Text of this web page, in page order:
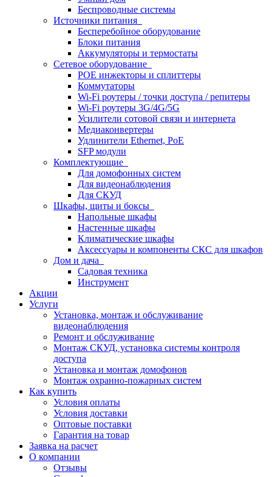
Беспроводные системы
Источники питания
Бесперебойное оборудование
Блоки питания
Аккумуляторы и термостаты
Сетевое оборудование
POE инжекторы и сплиттеры
Коммутаторы
Wi-Fi роутеры / точки доступа / репитеры
Wi-Fi роутеры 3G/4G/5G
Усилители сотовой связи и интернета
Медиаконвертеры
Удлинители Ethernet, PoE
SFP модули
Комплектующие
Для домофонных систем
Для видеонаблюдения
Для СКУД
Шкафы, щиты и боксы
Напольные шкафы
Настенные шкафы
Климатические шкафы
Аксессуары и компоненты СКС для шкафов
Дом и дача
Садовая техника
Инструмент
Акции
Услуги
Установка, монтаж и обслуживание
видеонаблюдения
Ремонт и обслуживание
Монтаж СКУД, установка системы контроля
доступа
Установка и монтаж домофонов
Монтаж охранно-пожарных систем
Как купить
Условия оплаты
Условия доставки
Оптовые поставки
Гарантия на товар
Заявка на расчет
О компании
Отзывы